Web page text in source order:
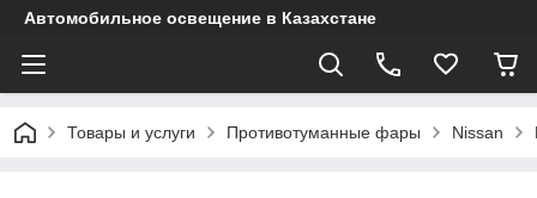
Автомобильное освещение в Казахстане
Товары и услуги Противотуманные фары Nissan